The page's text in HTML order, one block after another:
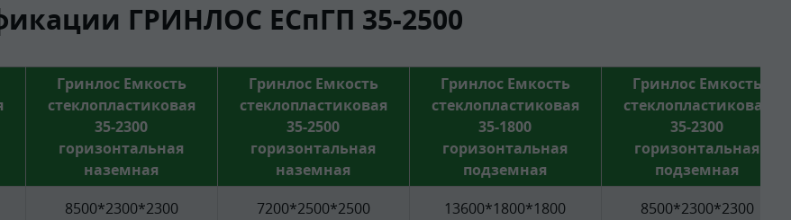
ГРИНЛОС ЕСпГП 35-2500
Гринлос Емкость
стеклопластиковая
35-2300
горизонтальная
наземная
Гринлос Емкость
стеклопластиковая
35-2500
горизонтальная
наземная
Гринлос Емкость
стеклопластиковая
35-1800
горизонтальная
подземная
Гринлос Емкость
стеклопластиковая
35-2300
горизонтальная
подземная
8500*2300*2300 7200*2500*2500 13600*1800*1800 8500*2300*2300